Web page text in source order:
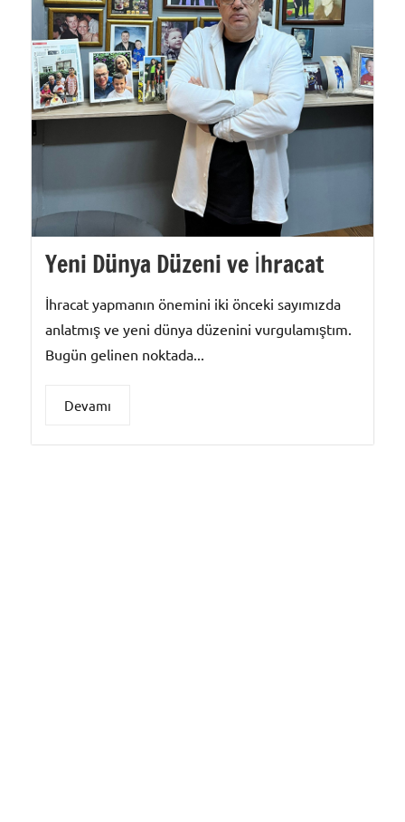
Yeni Dünya Düzeni ve İhracat
İhracat yapmanın önemini iki önceki sayımızda
anlatmış ve yeni dünya düzenini vurgulamıştım.
Bugün gelinen noktada...
Devamı